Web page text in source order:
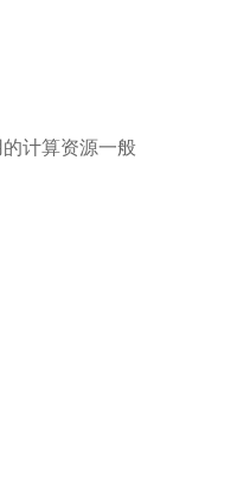
计算资源一般